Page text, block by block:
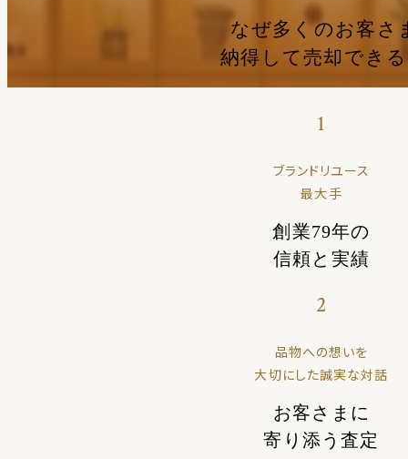
なぜ多くのお客さ
納得して売却でき
1
ブランドリユース
最大手
創業79年の
信頼と実績
2
品物への想いを
大切にした誠実な対話
お客さまに
寄り添う査定